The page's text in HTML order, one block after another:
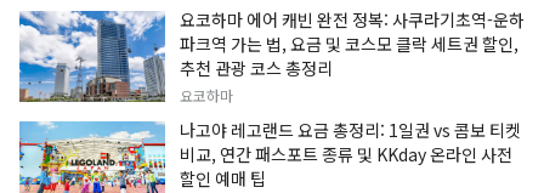
요코하마 에어 캐빈 완전 정복: 사쿠라기초역-운하
파크역 가는 법, 요금 및 코스모 클락 세트권 할인,
추천 관광 코스 총정리
요코하마
나고야 레고랜드 요금 총정리: 1일권 vs 콤보 티켓
비교, 연간 패스포트 종류 및 KKday 온라인 사전
할인 예매 팁